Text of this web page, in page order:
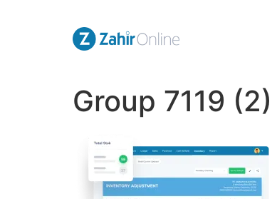
Group 7119 (2)